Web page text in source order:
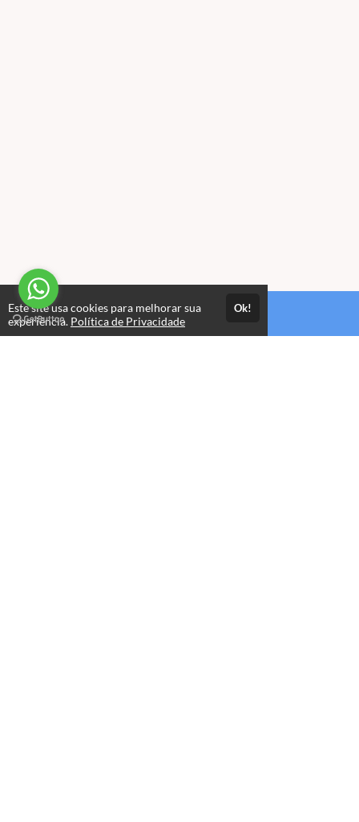
Estude quando e onde quiser
Este site usa cookies para melhorar sua
experiência. Política de Privacidade
Ok!